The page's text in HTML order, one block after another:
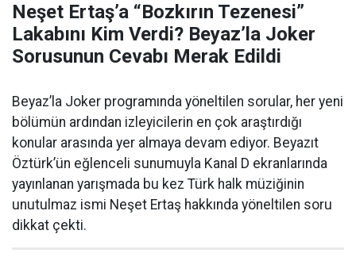
Neşet Ertaş’a “Bozkırın Tezenesi”
Lakabını Kim Verdi? Beyaz’la Joker
Sorusunun Cevabı Merak Edildi
Beyaz’la Joker programında yöneltilen sorular, her yeni
bölümün ardından izleyicilerin en çok araştırdığı
konular arasında yer almaya devam ediyor. Beyazıt
Öztürk’ün eğlenceli sunumuyla Kanal D ekranlarında
yayınlanan yarışmada bu kez Türk halk müziğinin
unutulmaz ismi Neşet Ertaş hakkında yöneltilen soru
dikkat çekti.